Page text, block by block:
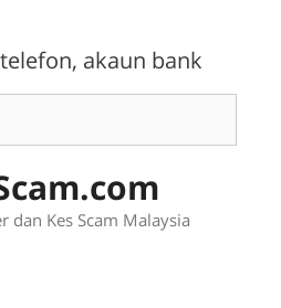
akaun bank
dan Kes Scam Malaysia